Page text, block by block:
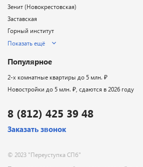
8 (812) 425 39 48
Заказать звонок
© 2023 "Переуступка СПб"
Зенит (Новокрестовская)
Заставская
Горный институт
Показать ещё
Популярное
2-х комнатные квартиры до 5 млн. ₽
Новостройки до 5 млн. ₽, сдаются в 2026 году